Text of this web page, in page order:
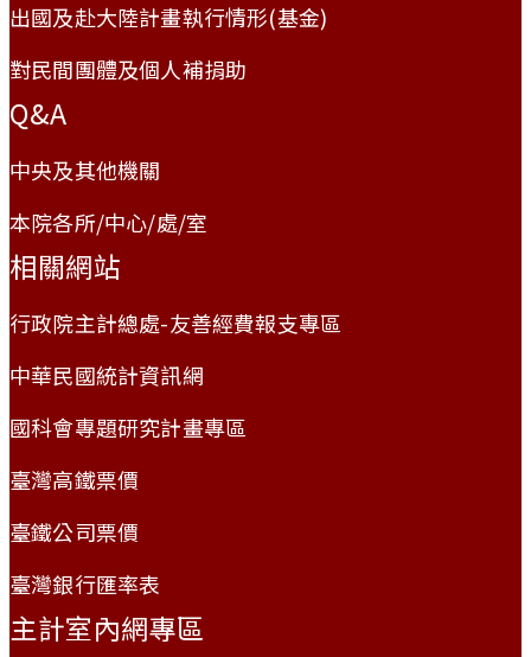
出國及赴大陸計畫執行情形(基金)
對民間團體及個人補捐助
Q&A
中央及其他機關
本院各所/中心/處/室
相關網站
行政院主計總處-友善經費報支專區
中華民國統計資訊網
國科會專題研究計畫專區
臺灣高鐵票價
臺鐵公司票價
臺灣銀行匯率表
主計室內網專區